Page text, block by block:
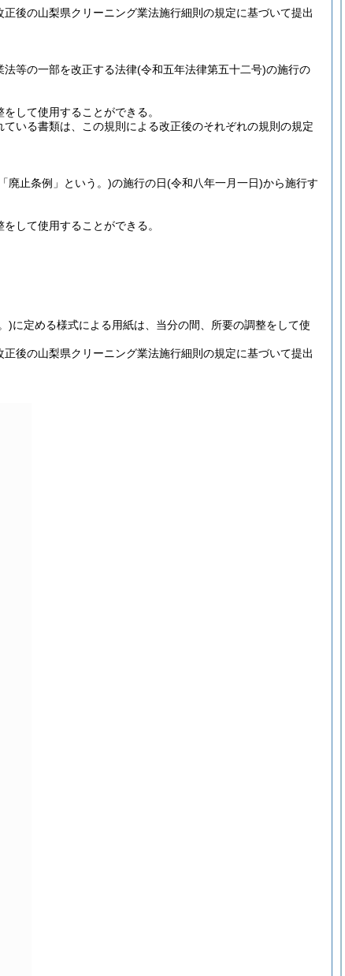
後の山梨県クリーニング業法施行細則の規定に基づいて提出
法等の一部を改正する法律(令和五年法律第五十二号)の施行の
して使用することができる。
いる書類は、この規則による改正後のそれぞれの規則の規定
廃止条例」という。)の施行の日(令和八年一月一日)から施行す
して使用することができる。
)に定める様式による用紙は、当分の間、所要の調整をして使
後の山梨県クリーニング業法施行細則の規定に基づいて提出